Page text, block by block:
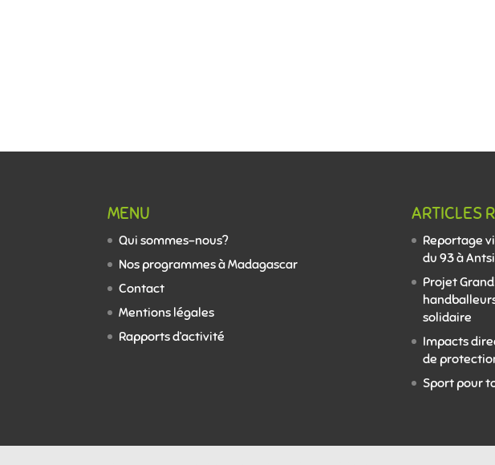
MENU
Qui sommes-nous?
Nos programmes à Madagascar
Contact
Mentions légales
Rapports d’activité
ARTICLES
Reportage
du 93 à
Projet
solidaire
Impacts
de
Sport pour